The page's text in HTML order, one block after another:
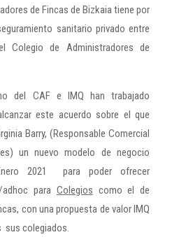
de Fincas de Bizkaia tiene por
sanitario privado entre
Colegio de Administradores de
del CAF e IMQ han trabajado
este acuerdo sobre el que
Barry, (Responsable Comercial
un nuevo modelo de negocio
2021 para poder ofrecer
para Colegios como el de
con una propuesta de valor IMQ
sus colegiados.